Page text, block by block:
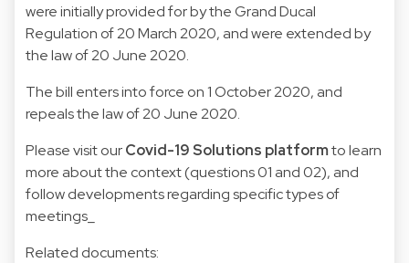
were initially provided for by the Grand Ducal
Regulation of 20 March 2020, and were extended by
the law of 20 June 2020.
The bill enters into force on 1 October 2020, and
repeals the law of 20 June 2020.
Please visit ourCovid-19 Solutions platformto learn
more about the context (questions 01 and 02), and
follow developments regarding specific types of
meetings_
Related documents: